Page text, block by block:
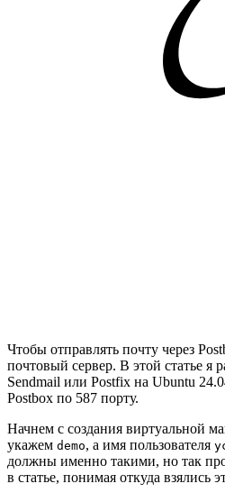
Чтобы отправлять почту через
почтовый сервер. В этой статье я
Sendmail или Postfix на Ubuntu
Postbox по 587 порту.
Начнем с создания виртуальной
укажем demo, а имя пользователя
должны именно такими, но так
в статье, понимая откуда взялись